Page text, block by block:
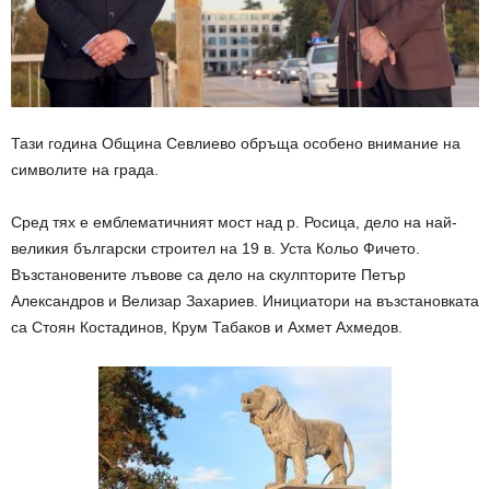
Тази година Община Севлиево обръща особено внимание на
символите на града.
Сред тях е емблематичният мост над р. Росица, дело на най-
великия български строител на 19 в. Уста Кольо Фичето.
Възстановените лъвове са дело на скулпторите Петър
Александров и Велизар Захариев. Инициатори на възстановката
са Стоян Костадинов, Крум Табаков и Ахмет Ахмедов.